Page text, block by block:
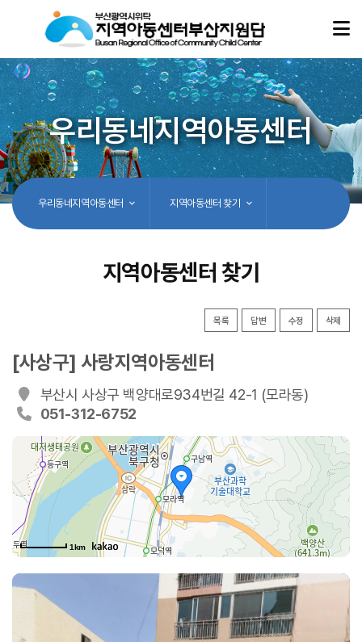
우리동네지역아동센터
우리동네지역아동센터 지역아동센터 찾기
지역아동센터 찾기
목록 답변 수정 삭제
[사상구] 사랑지역아동센터
부산시 사상구 백양대로934번길 42-1 (모라동)
051-312-6752
1km